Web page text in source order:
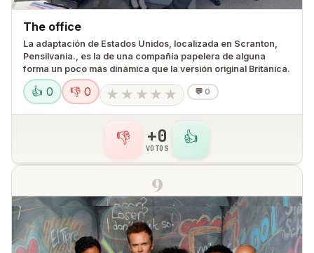
The office
La adaptación de Estados Unidos, localizada en Scranton,
Pensilvania., es la de una compañía papelera de alguna
forma un poco más dinámica que la versión original Británica.
👍 0 👎 0 ★ ★ ★ ★ ★ 💬 0
👍
+0
VOTOS
👎
9